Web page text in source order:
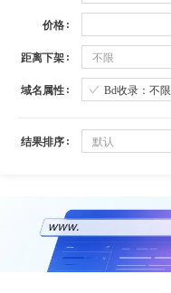
价格
距离下架 不限
域名属性 Bd收录：不限
结果排序 默认